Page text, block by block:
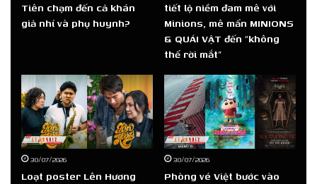
Tiên chạm đến cả khán
giả nhí và phụ huynh?
tiết lộ niềm đam mê với
Minions, mê mẩn MINIONS
& QUÁI VẬT đến “không
thể rời mắt”
30/07/2026
Loạt poster Lên Hương
30/07/2026
Phòng vé Việt bước vào